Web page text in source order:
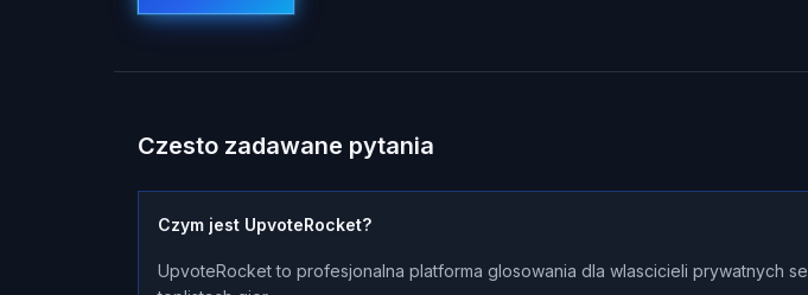
Czesto zadawane pytania
Czym jest UpvoteRocket?
UpvoteRocket to profesjonalna platforma glosowania dla wlascicieli prywatnych